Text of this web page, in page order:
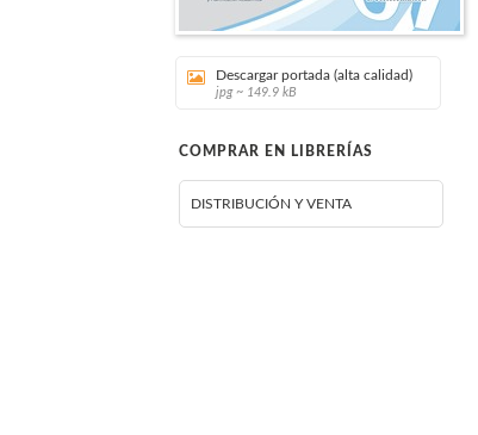
Descargar portada (alta calidad)
jpg ~ 149.9 kB
COMPRAR EN LIBRERÍAS
DISTRIBUCIÓN Y VENTA